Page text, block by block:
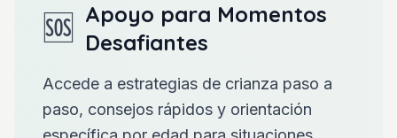
🆘 Apoyo para Momentos
Desafiantes
Accede a estrategias de crianza paso a
paso, consejos rápidos y orientación